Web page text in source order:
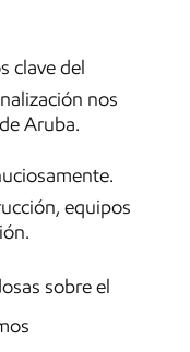
clave del
nos
Aruba.
equipos
sobre el